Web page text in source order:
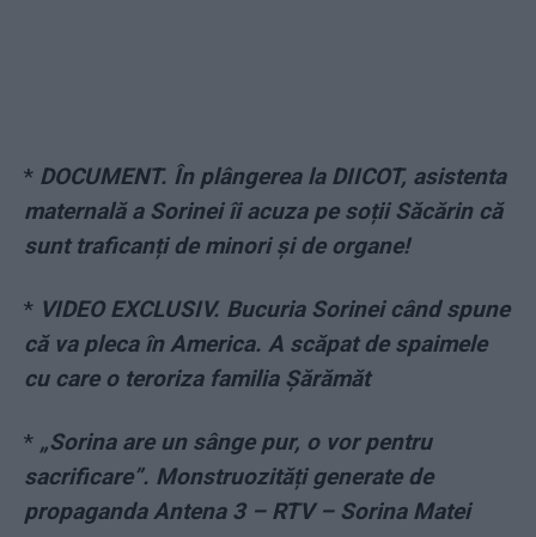
* DOCUMENT. În plângerea la DIICOT, asistenta
maternală a Sorinei îi acuza pe soții Săcărin că
sunt traficanți de minori și de organe!
* VIDEO EXCLUSIV. Bucuria Sorinei când spune
că va pleca în America. A scăpat de spaimele
cu care o teroriza familia Șărămăt
* „Sorina are un sânge pur, o vor pentru
sacrificare”. Monstruozități generate de
propaganda Antena 3 – RTV – Sorina Matei